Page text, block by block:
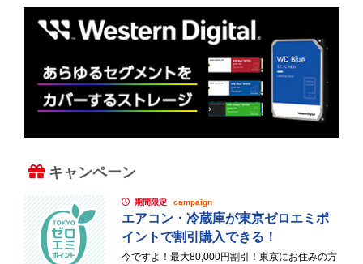
キャンペーン
期間限定 campaign
エアコン・冷蔵庫が東京ゼロエミポ
イントで割引購入できる！
今ですよ！最大80,000円割引！東京にお住みの方